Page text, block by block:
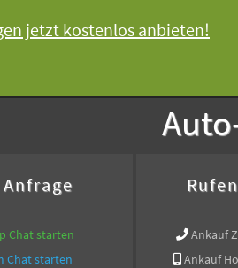
jetzt kostenlos anbieten!
Chat starten
Chat starten
Ankauf
Ankauf